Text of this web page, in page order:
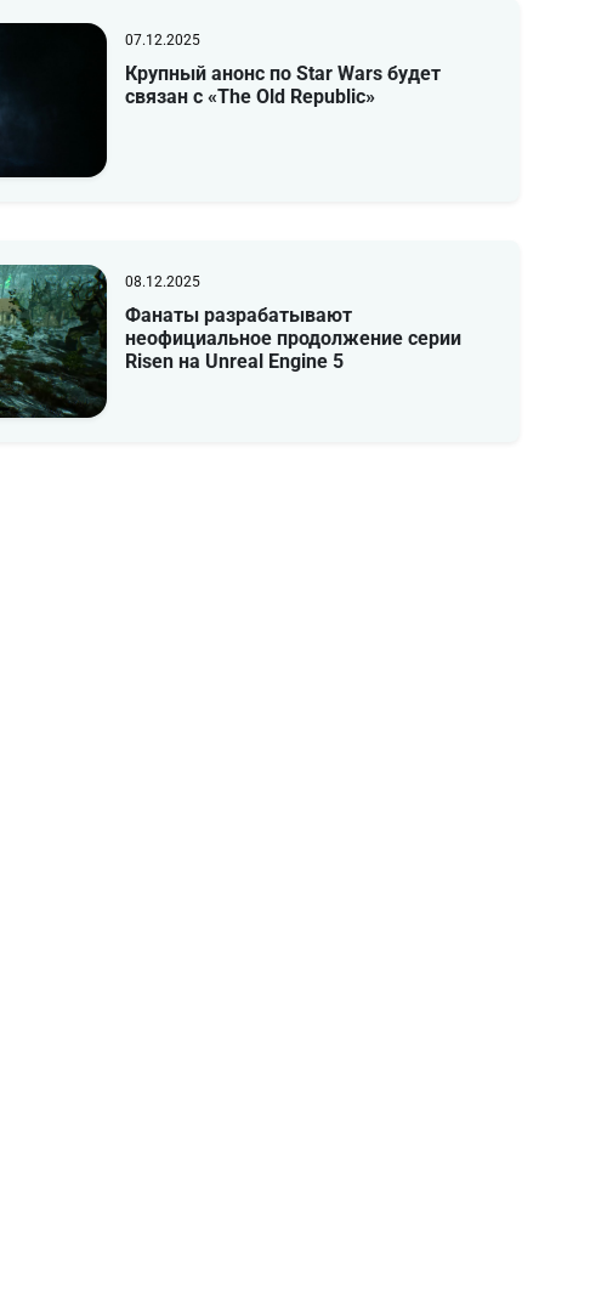
07.12.2025
Крупный анонс по Star Wars будет
связан с «The Old Republic»
08.12.2025
Фанаты разрабатывают
неофициальное продолжение серии
Risen на Unreal Engine 5